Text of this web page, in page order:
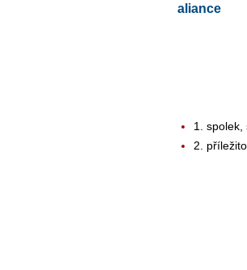
aliance
1. spolek,
2.